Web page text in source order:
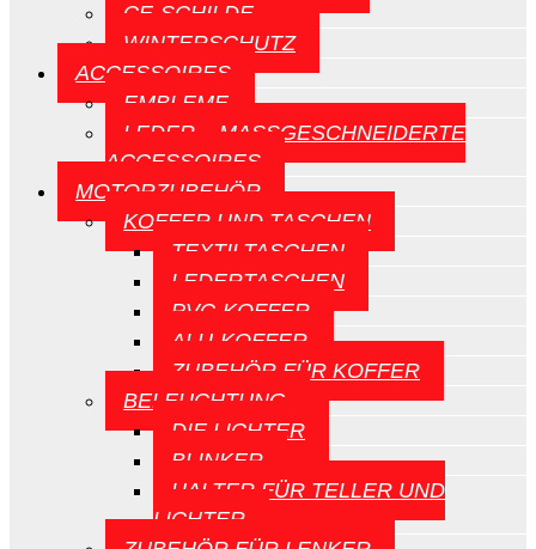
CE-SCHILDE
WINTERSCHUTZ
ACCESSOIRES
EMBLEME
LEDER – MASSGESCHNEIDERTE A
CCESSOIRES
MOTORZUBEHÖR
KOFFER UND TASCHEN
TEXTILTASCHEN
LEDERTASCHEN
PVC-KOFFER
ALU-KOFFER
ZUBEHÖR FÜR KOFFER
BELEUCHTUNG
DIE LICHTER
BLINKER
HALTER FÜR TELLER UND
LICHTER